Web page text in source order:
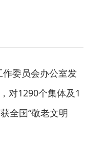
委员会办公室发
对1290个集体及1
全国“敬老文明